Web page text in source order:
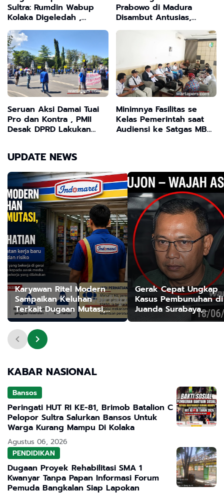
Sultra: Rumdin Wabup
Kolaka Digeledah ,
Publik Tagih Tersangka
Utama!"
Prabowo di Madura
Disambut Antusias,
Warga Sampaikan
Keluhan Harga BBM dan
Seruan Aksi Damai Tuai
Pro dan Kontra , PMII
Desak DPRD Lakukan
Minimnya Fasilitas se
Kelas Pemerintah saat
Audiensi ke Satgas MBG
Program Presiden
UPDATE NEWS
Karyawan Ritel Modern
Sampaikan Keluhan
Terkait Dugaan Mutasi,
Serikat Pekerja Disebut
Beri Perhatian
Gerak Cepat Ungkap
Kasus Pembunuhan di
Juanda Surabaya,
Tersangka Utama
KABAR NASIONAL
Bansos
Peringati HUT RI KE-81, Brimob Batalion C
Pelopor Sultra Salurkan Bansos Untuk
Warga Kurang Mampu Di Kolaka
Agustus 06, 2026
PENDIDIKAN
Dugaan Proyek Rehabilitasi SMA 1
Kwanyar Tanpa Papan Informasi Forum
Pemuda Bangkalan Siap Lapokan